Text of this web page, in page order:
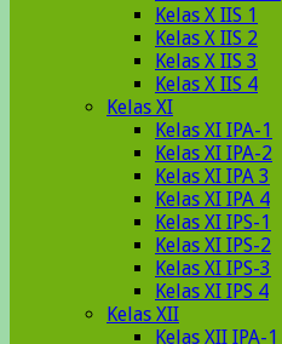
Kelas X IIS 1
Kelas X IIS 2
Kelas X IIS 3
Kelas X IIS 4
Kelas XI
Kelas XI IPA-1
Kelas XI IPA-2
Kelas XI IPA 3
Kelas XI IPA 4
Kelas XI IPS-1
Kelas XI IPS-2
Kelas XI IPS-3
Kelas XI IPS 4
Kelas XII
Kelas XII IPA-1